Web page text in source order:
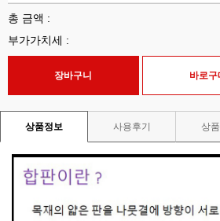
총 금액 :
부가가치세 :
상품정보 사용후기 상